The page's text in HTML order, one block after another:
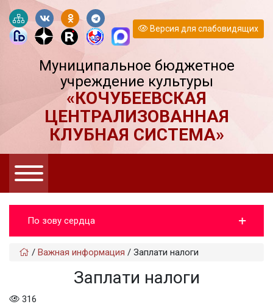
Версия для слабовидящих
Муниципальное бюджетное
учреждение культуры
«КОЧУБЕЕВСКАЯ
ЦЕНТРАЛИЗОВАННАЯ
КЛУБНАЯ СИСТЕМА»
По зову сердца
/ Важная информация / Заплати налоги
Заплати налоги
316